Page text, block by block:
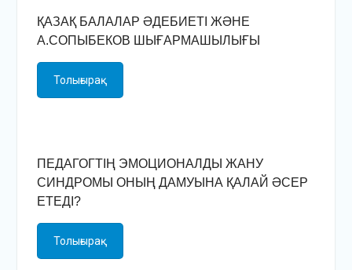
ҚАЗАҚ БАЛАЛАР ӘДЕБИЕТІ ЖӘНЕ
А.СОПЫБЕКОВ ШЫҒАРМАШЫЛЫҒЫ
Толығырақ
ПЕДАГОГТІҢ ЭМОЦИОНАЛДЫ ЖАНУ
СИНДРОМЫ ОНЫҢ ДАМУЫНА ҚАЛАЙ ӘСЕР
ЕТЕДІ?
Толығырақ